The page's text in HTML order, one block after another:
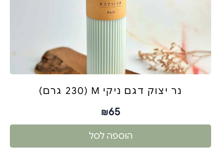
נר יצוק דגם ניקי M (230 גרם)
₪65
הוספה לסל